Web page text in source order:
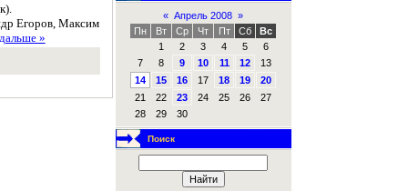
Егоров, Максим
»
« Апрель 2008 »
Пн
Вт Ср Чт Пт Сб
Вс
1
2 3 4 5
6
7
8 9 10 11 12
13
14
15 16 17 18 19
20
21
22 23 24 25 26
27
28
29 30
Поиск